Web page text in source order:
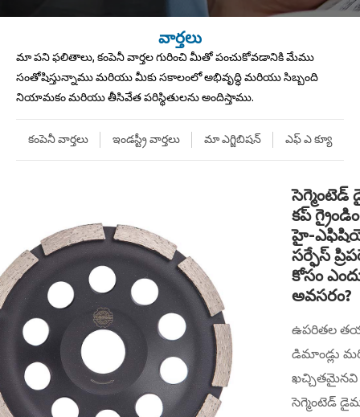
వార్తలు
మా పని ఫలితాలు, కంపెనీ వార్తల గురించి మీతో పంచుకోవడానికి మేము
సంతోషిస్తున్నాము మరియు మీకు సకాలంలో అభివృద్ధి మరియు సిబ్బంది
నియామకం మరియు తీసివేత పరిస్థితులను అందిస్తాము.
కంపెనీ వార్తలు ఇండస్ట్రీ వార్తలు మా ఎగ్జిబిషన్ ఎఫ్ ఎ క్యూ
సెగ్మెంటెడ్
కప్
హై-
సర్ఫేస్
కోసం
అవసరం?
ఉపరితల
డిమాండ్లు
సెగ్మెంటెడ్